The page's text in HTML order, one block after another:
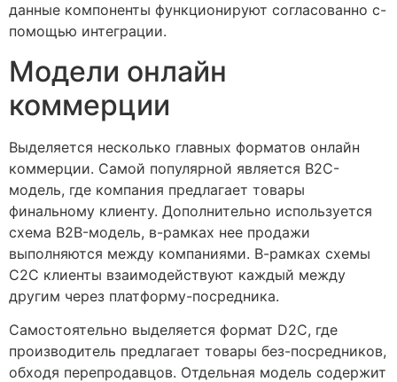
данные компоненты функционируют согласованно с-
помощью интеграции.
Модели онлайн
коммерции
Выделяется несколько главных форматов онлайн
коммерции. Самой популярной является B2C-
модель, где компания предлагает товары
финальному клиенту. Дополнительно используется
схема B2B-модель, в-рамках нее продажи
выполняются между компаниями. В-рамках схемы
C2C клиенты взаимодействуют каждый между
другим через платформу-посредника.
Самостоятельно выделяется формат D2C, где
производитель предлагает товары без-посредников,
обходя перепродавцов. Отдельная модель содержит